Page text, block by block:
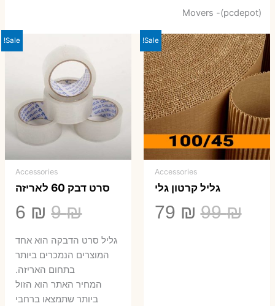
Movers -(pcdepot)
Sale!
Accessories
גליל קרטון גלי
99₪
המחיר
79 ₪
הנוכחי
Sale!
Accessories
סרט דבק 60 לאריזה
9₪
היה:
9 ₪.
6 ₪
6 ₪.
גליל סרט הדבקה הוא אחד
המוצרים הנמכרים ביותר
בתחום האריזה.
המחיר האתר הוא הזול
ביותר שתמצאו ברחבי